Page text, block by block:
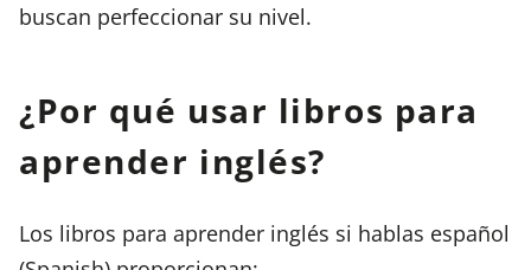
buscan perfeccionar su nivel.
¿Por qué usar libros para
aprender inglés?
Los libros para aprender inglés si hablas español